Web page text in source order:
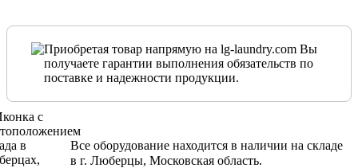
Приобретая товар напрямую на lg-laundry.com Вы
получаете гарантии выполнения обязательств по
поставке и надежности продукции.
Все оборудование находится в наличии на складе
в г. Люберцы, Московская область.